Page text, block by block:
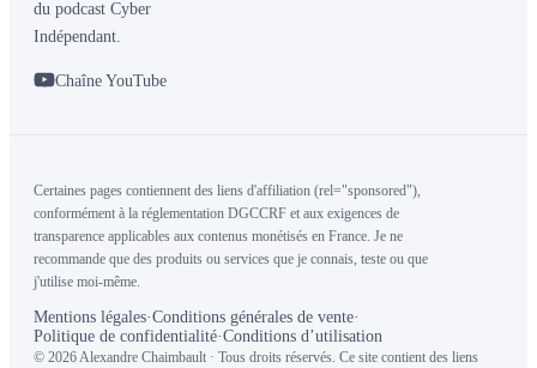
du podcast Cyber
Indépendant.
Chaîne YouTube
Certaines pages contiennent des liens d'affiliation (rel="sponsored"),
conformément à la réglementation DGCCRF et aux exigences de
transparence applicables aux contenus monétisés en France. Je ne
recommande que des produits ou services que je connais, teste ou que
j'utilise moi-même.
Mentions légales·Conditions générales de vente·
Politique de confidentialité·Conditions d’utilisation
© 2026 Alexandre Chaimbault · Tous droits réservés. Ce site contient des liens